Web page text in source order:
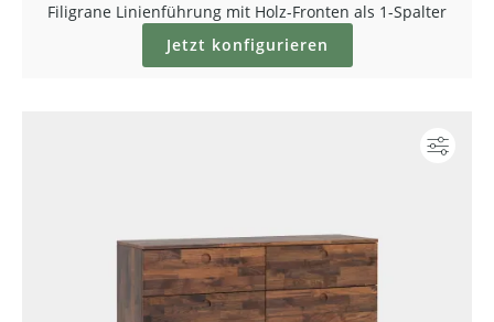
Filigrane Linienführung mit Holz-Fronten als 1-Spalter
Jetzt konfigurieren